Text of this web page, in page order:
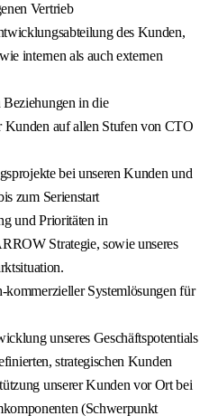
Vertrieb
des Kunden,
internen als auch externen
in die
Kunden auf allen Stufen von CTO
bei unseren Kunden und
zum Serienstart
und Prioritäten in
Strategie, sowie unseres
kommerzieller Systemlösungen für
unseres Geschäftspotentials
strategischen Kunden
unserer Kunden vor Ort bei
(Schwerpunkt